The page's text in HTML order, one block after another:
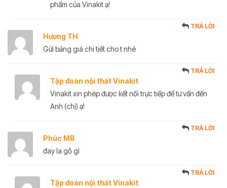
phẩm của Vinakit ạ!
Hương TH
TRẢ LỜI
Gửi bảng giá chi tiết cho t nhé
Tập đoàn nội thất Vinakit
TRẢ LỜI
Vinakit xin phép được kết nối trực tiếp để tư vấn đến
Anh (chị) ạ!
Phúc MB
TRẢ LỜI
đay la gỗ gì
Tập đoàn nội thất Vinakit
TRẢ LỜI